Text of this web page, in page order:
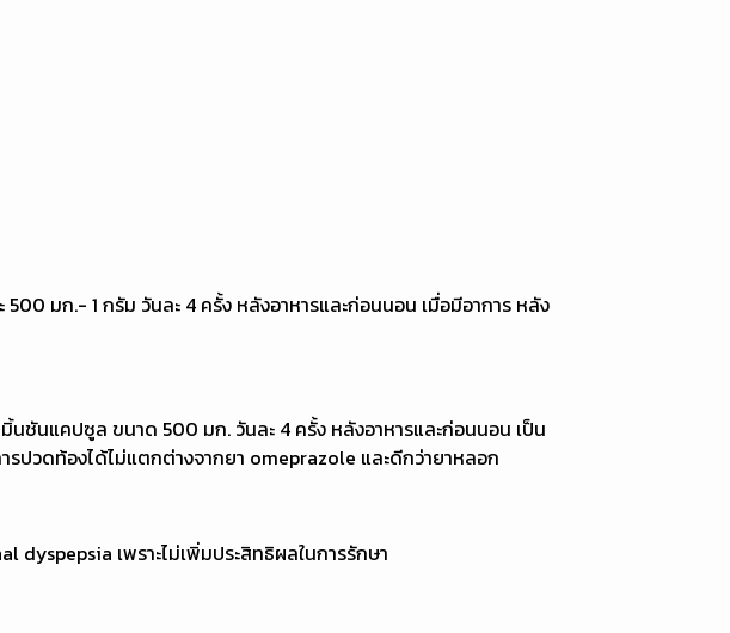
มก.- 1 กรัม วันละ 4 ครั้ง หลังอาหารและก่อนนอน เมื่อมีอาการ หลัง
ชันแคปซูล ขนาด 500 มก. วันละ 4 ครั้ง หลังอาหารและก่อนนอน เป็น
ปวดท้องได้ไม่แตกต่างจากยา omeprazole และดีกว่ายาหลอก
เพราะไม่เพิ่มประสิทธิผลในการรักษา